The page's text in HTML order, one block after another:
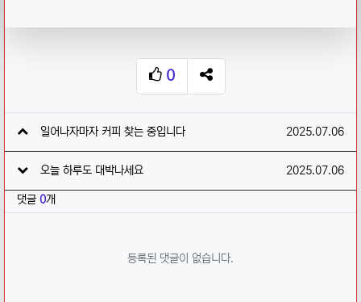
0
추천
SNS 공유
일어나자마자 커피 찾는 중입니다 작성일
2025.07.06
오늘 하루도 대박나세요 작성일
2025.07.06
댓글 0개
등록된 댓글이 없습니다.